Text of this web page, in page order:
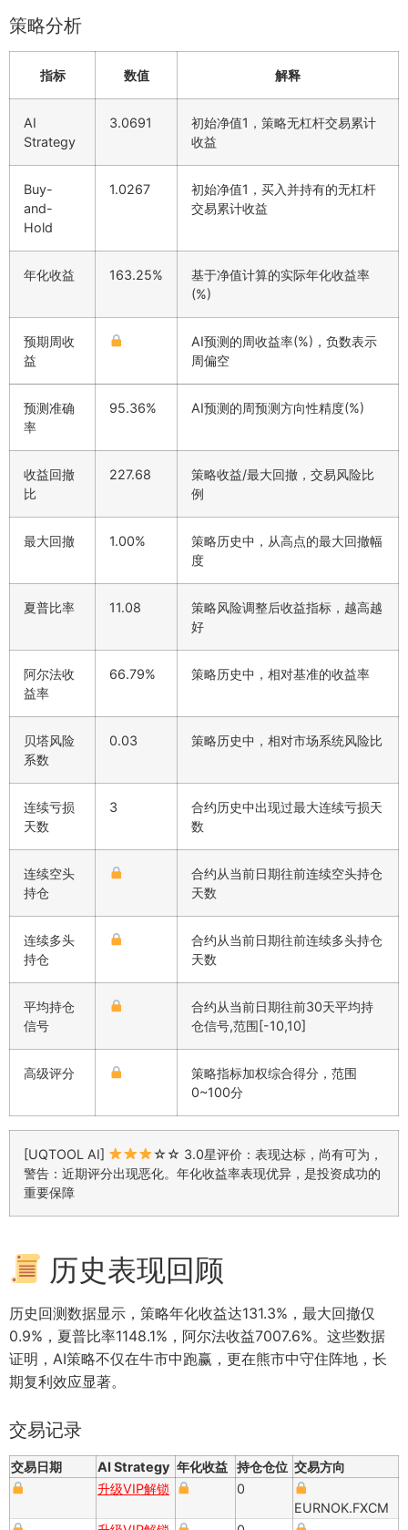
策略分析
指标 数值 解释
AI
Strategy
3.0691
初始净值1，策略无杠杆交易累计
收益
Buy-
and-
Hold
1.0267
初始净值1，买入并持有的无杠杆
交易累计收益
年化收益 163.25%
基于净值计算的实际年化收益率
(%)
预期周收
益
AI预测的周收益率(%)，负数表示
周偏空
预测准确
率
95.36% AI预测的周预测方向性精度(%)
收益回撤
比
227.68
策略收益/最大回撤，交易风险比
例
最大回撤 1.00%
策略历史中，从高点的最大回撤幅
度
夏普比率 11.08
策略风险调整后收益指标，越高越
好
阿尔法收
益率
66.79% 策略历史中，相对基准的收益率
贝塔风险
系数
0.03 策略历史中，相对市场系统风险比
连续亏损
天数
3
合约历史中出现过最大连续亏损天
数
连续空头
持仓
合约从当前日期往前连续空头持仓
天数
连续多头
持仓
合约从当前日期往前连续多头持仓
天数
平均持仓
信号
合约从当前日期往前30天平均持
仓信号,范围[-10,10]
高级评分
策略指标加权综合得分，范围
0~100分
[UQTOOL AI]
☆☆ 3.0星评价：表现达标，尚有可为，
警告：近期评分出现恶化。年化收益率表现优异，是投资成功的
重要保障
历史表现回顾
历史回测数据显示，策略年化收益达131.3%，最大回撤仅
0.9%，夏普比率1148.1%，阿尔法收益7007.6%。这些数据
证明，AI策略不仅在牛市中跑赢，更在熊市中守住阵地，长
期复利效应显著。
交易记录
交易日期 AI Strategy 年化收益 持仓仓位 交易方向
升级VIP解锁
0
EURNOK.FXCM